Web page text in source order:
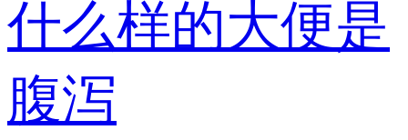
什么样的大便是
腹泻